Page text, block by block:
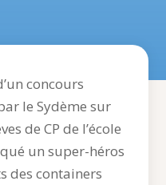
concours
le Sydème sur
de CP de l’école
un super-héros
des containers